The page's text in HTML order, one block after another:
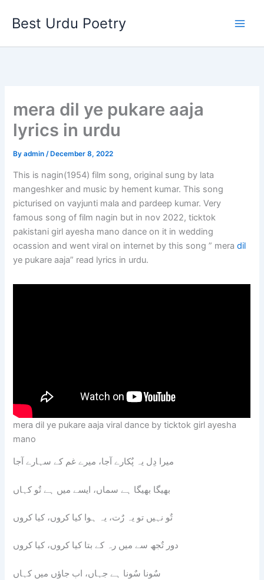
Best Urdu Poetry
mera dil ye pukare aaja
lyrics in urdu
Byadmin/ December 8, 2022
This is nagin(1954) film song, original sung by lata
mangeshker and music by hement kumar. This song
picturised on vayjunti mala and pardeep kumar. Very
famous song of film nagin but in nov 2022, ticktok
pakistani girl ayesha mano dance on it in wedding
ocassion and went viral on internet by this song ” meradil
ye pukare aaja” read lyrics in urdu.
mera dil ye pukare aaja viral dance by ticktok girl ayesha
mano
میرا دِل یہ پٌکارے آجا، میرے غم کے سہارے آجا
بھیگا بھیگا ہے سماں، ایسے میں ہے تٌو کہاں
تٌو نہیں تو یہ رٌت، یہ ہوا کیا کروں، کیا کروں
دور تٌجھ سے میں رہ کے بتا کیا کروں، کیا کروں
سٌونا سٌونا ہے جہاں، اب جاؤں میں کہاں